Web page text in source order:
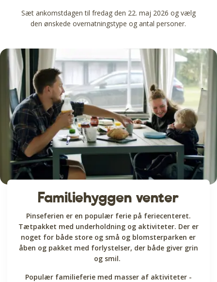
Sæt ankomstdagen til fredag den 22. maj 2026 og vælg
den ønskede overnatningstype og antal personer.
Familiehyggen venter
Pinseferien er en populær ferie på feriecenteret.
Tætpakket med underholdning og aktiviteter. Der er
noget for både store og små og blomsterparken er
åben og pakket med forlystelser, der både giver grin
og smil.
Populær familieferie med masser af aktiviteter -